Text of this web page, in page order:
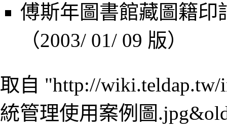
傅斯年圖書館藏圖籍印
（2003/ 01/ 09 版）
取自 "http://
統管理使用案例圖